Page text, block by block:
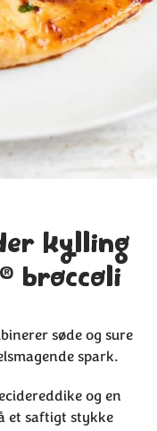
kylling
® broccoli
søde og sure
spark.
og en
et saftigt stykke